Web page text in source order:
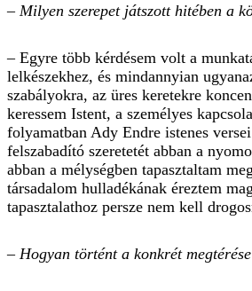
– Milyen szerepet játszott hitében a
– Egyre több kérdésem volt a
lelkészekhez, és mindannyian
szabályokra, az üres keretekre
keressem Istent, a személyes
folyamatban Ady Endre istenes
felszabadító szeretetét abban a
abban a mélységben tapasztaltam
társadalom hulladékának éreztem
tapasztalathoz persze nem kell
– Hogyan történt a konkrét